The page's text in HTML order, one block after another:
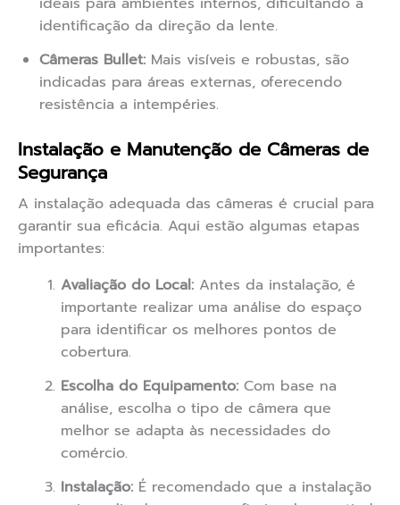
identificação da direção da lente.
Câmeras Bullet: Mais visíveis e robustas, são
indicadas para áreas externas, oferecendo
resistência a intempéries.
Instalação e Manutenção de Câmeras de
Segurança
A instalação adequada das câmeras é crucial para
garantir sua eficácia. Aqui estão algumas etapas
importantes:
Avaliação do Local: Antes da instalação, é
importante realizar uma análise do espaço
para identificar os melhores pontos de
cobertura.
Escolha do Equipamento: Com base na
análise, escolha o tipo de câmera que
melhor se adapta às necessidades do
comércio.
Instalação: É recomendado que a instalação